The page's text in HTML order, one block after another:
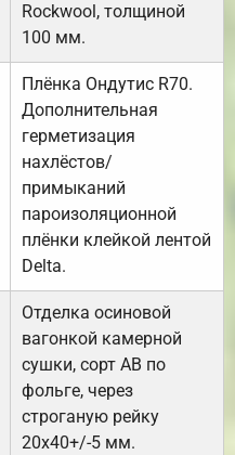
Rockwool, толщиной
100 мм.
Плёнка Ондутис R70.
Дополнительная
герметизация
нахлёстов/
примыканий
пароизоляционной
плёнки клейкой лентой
Delta.
Отделка осиновой
вагонкой камерной
сушки, сорт АВ по
фольге, через
строганую рейку
20х40+/-5 мм.